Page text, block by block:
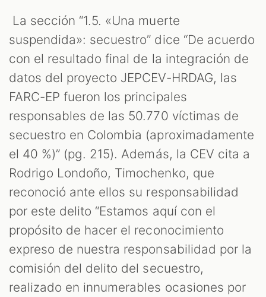
La sección “1.5. «Una muerte
suspendida»: secuestro” dice “De acuerdo
con el resultado final de la integración de
datos del proyecto JEPCEV-HRDAG, las
FARC-EP fueron los principales
responsables de las 50.770 víctimas de
secuestro en Colombia (aproximadamente
el 40 %)” (pg. 215). Además, la CEV cita a
Rodrigo Londoño, Timochenko, que
reconoció ante ellos su responsabilidad
por este delito “Estamos aquí con el
propósito de hacer el reconocimiento
expreso de nuestra responsabilidad por la
comisión del delito del secuestro,
realizado en innumerables ocasiones por